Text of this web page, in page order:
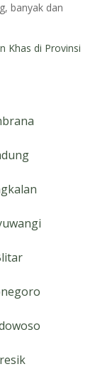
banyak dan
Khas di Provinsi